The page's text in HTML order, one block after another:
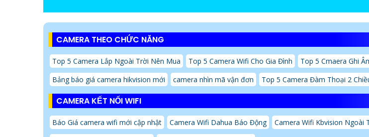
CAMERA THEO CHỨC NĂNG
Top 5 Camera Lắp Ngoài Trời Nên Mua Top 5 Camera Wifi Cho Gia Đình Top 5 Cmaera Ghi
Bảng báo giá camera hikvision mới
camera nhìn mã vận đơn Top 5 Camera Đàm Thoại 2
CAMERA KẾT NỐI WIFI
Báo Giá camera wifi mới cập nhật Camera Wifi Dahua Báo Động Camera Wifi Kbvision Ngoài